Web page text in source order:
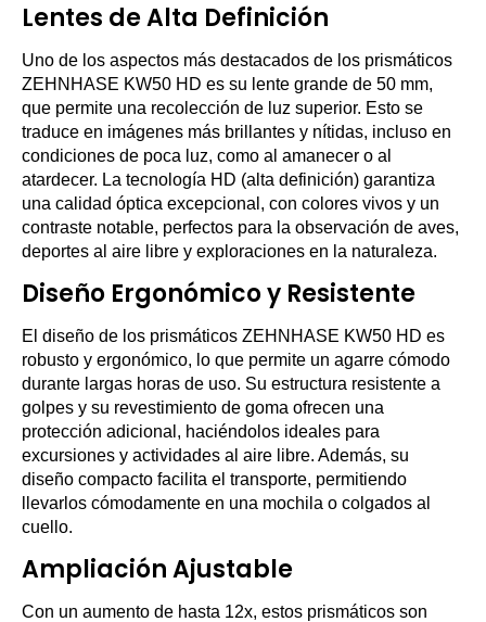
Lentes de Alta Definición
Uno de los aspectos más destacados de los prismáticos
ZEHNHASE KW50 HD es su lente grande de 50 mm,
que permite una recolección de luz superior. Esto se
traduce en imágenes más brillantes y nítidas, incluso en
condiciones de poca luz, como al amanecer o al
atardecer. La tecnología HD (alta definición) garantiza
una calidad óptica excepcional, con colores vivos y un
contraste notable, perfectos para la observación de aves,
deportes al aire libre y exploraciones en la naturaleza.
Diseño Ergonómico y Resistente
El diseño de los prismáticos ZEHNHASE KW50 HD es
robusto y ergonómico, lo que permite un agarre cómodo
durante largas horas de uso. Su estructura resistente a
golpes y su revestimiento de goma ofrecen una
protección adicional, haciéndolos ideales para
excursiones y actividades al aire libre. Además, su
diseño compacto facilita el transporte, permitiendo
llevarlos cómodamente en una mochila o colgados al
cuello.
Ampliación Ajustable
Con un aumento de hasta 12x, estos prismáticos son